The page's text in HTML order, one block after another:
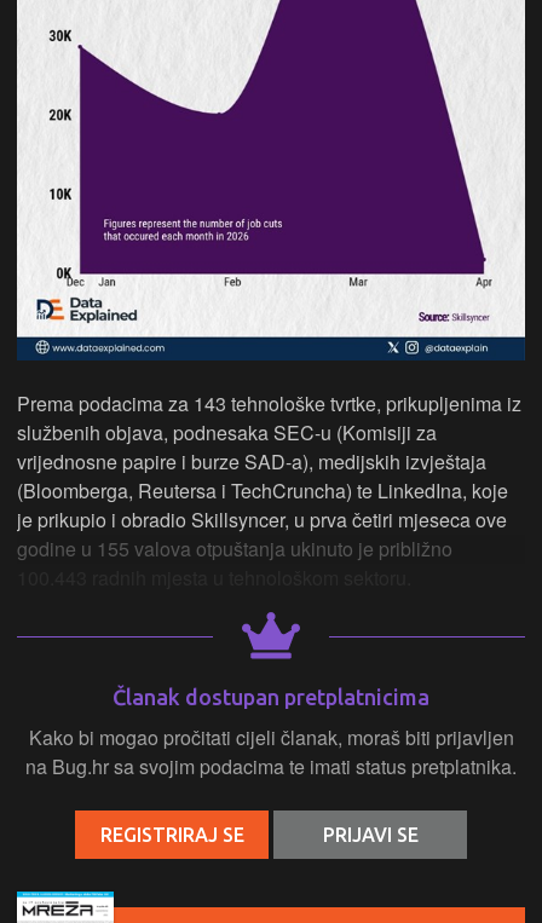
Prema podacima za 143 tehnološke tvrtke, prikupljenima iz
službenih objava, podnesaka SEC-u (Komisiji za
vrijednosne papire i burze SAD-a), medijskih izvještaja
(Bloomberga, Reutersa i TechCruncha) te LinkedIna, koje
je prikupio i obradio Skillsyncer, u prva četiri mjeseca ove
godine u 155 valova otpuštanja ukinuto je približno
Članak dostupan pretplatnicima
Kako bi mogao pročitati cijeli članak, moraš biti prijavljen
na Bug.hr sa svojim podacima te imati status pretplatnika.
REGISTRIRAJ SE PRIJAVI SE